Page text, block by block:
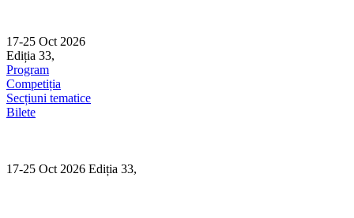
content
17-25 Oct 2026
Ediția 33,
Program
Competiția
Secțiuni tematice
Bilete
17-25 Oct 2026 Ediția 33,